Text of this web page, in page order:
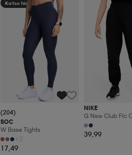
Katso hintaa
(204)
SOC
W Base Tights
+2
17,49
NIKE
G Nsw Club Flc
39,99